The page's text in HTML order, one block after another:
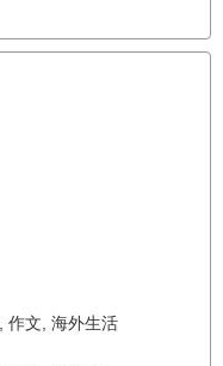
作文 海外生活